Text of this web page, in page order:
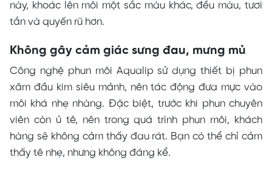
này, khoác lên môi một sắc màu khác, đều màu, tươi
tắn và quyến rũ hơn.
Không gây cảm giác sưng đau, mưng mủ
Công nghệ phun môi Aqualip sử dụng thiết bị phun
xăm đầu kim siêu mảnh, nên tác động đưa mực vào
môi khá nhẹ nhàng. Đặc biệt, trước khi phun chuyên
viên còn ủ tê, nên trong quá trình phun môi, khách
hàng sẽ không cảm thấy đau rát. Bạn có thể chỉ cảm
thấy tê nhẹ, nhưng không đáng kể.